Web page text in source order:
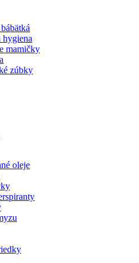
hygiena
mamičky
zúbky
oleje